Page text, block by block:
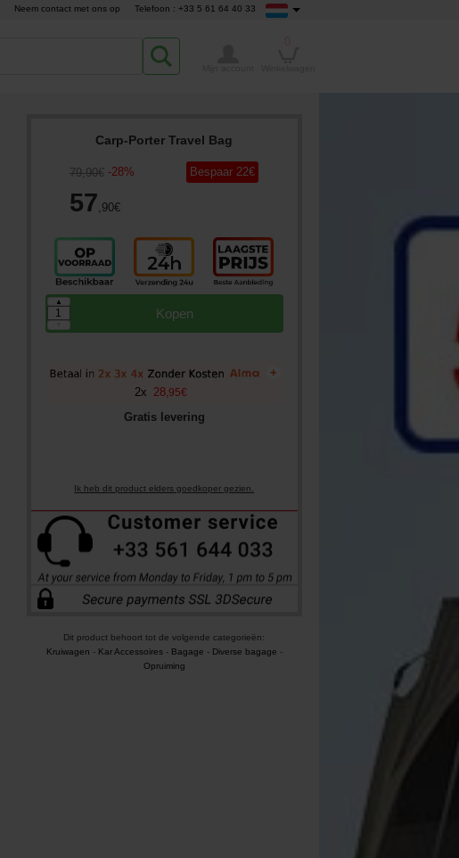
Neem contact met ons op Telefoon : +33 5 61 64 40 33
Carp-Porter Travel Bag
79,90€ -28%
57,90€
Bespaar 22€
Kopen
▲
+
2x 28 95€
Gratis levering
Ik heb dit product elders goedkoper gezien.
Dit product behoort tot de volgende categorieën:
Kruiwagen - Kar Accessoires- Bagage - Diverse bagage -
Opruiming